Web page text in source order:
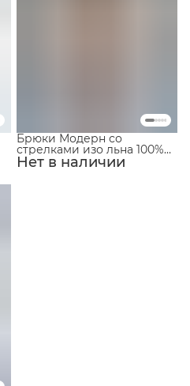
Нет в наличии
Брюки Модерн со
стрелками изо льна 100%
Пудровый